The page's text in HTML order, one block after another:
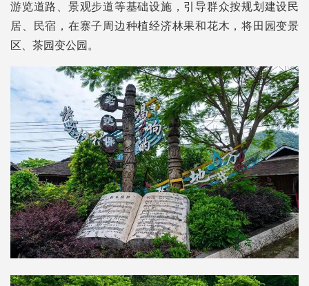
游览道路、景观步道等基础设施，引导群众按规划建设民
居、民宿，在寨子周边种植经济林果和花木，将田园变景
区、茶园变公园。